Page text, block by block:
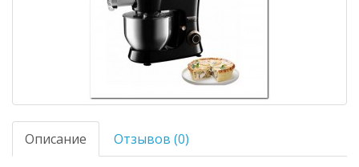
Описание Отзывов (0)